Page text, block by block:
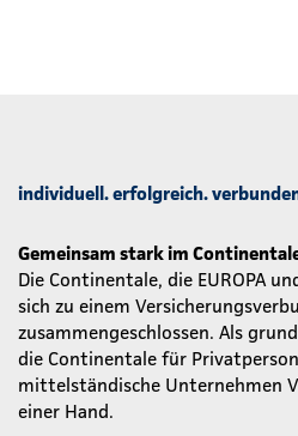
individuell. erfolgreich.
Gemeinsam stark im
Die Continentale, die EUROPA
sich zu einem
zusammengeschlossen. Als
die Continentale für
mittelständische Unternehmen
einer Hand.